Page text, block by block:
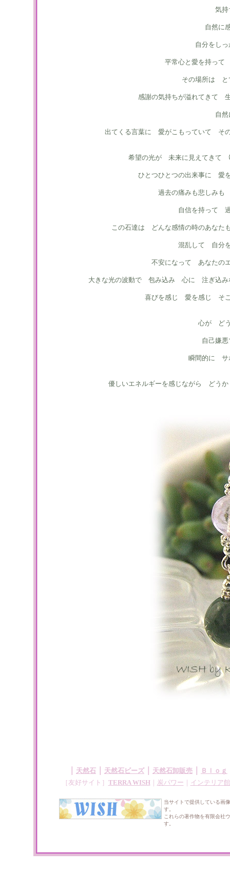
気持
自然に
自分をし
平常心と愛を持っ
その場所は と
感謝の気持ちが溢れてきて
自
出てくる言葉に 愛がこもっていて そ
希望の光が 未来に見えてきて
ひとつひとつの出来事に 愛
過去の痛みも悲しみ
自信を持って
この石達は どんな感情の時のあな
混乱して 自分
不安になって あなたの
大きな光の波動で 包み込み 心に 注ぎ込み
喜びを感じ 愛を感じ そ
心が どう
自己嫌
瞬間的に サ
優しいエネルギーを感じながら どう
天然石 天然石ビーズ｜ 天然石卸販売 Ｂｌｏｇ
［友好サイト］ TERRA WISH｜ 炭パワー インテリア館
当サイトで提供している画
す。
これらの著作物を有限会社
す。